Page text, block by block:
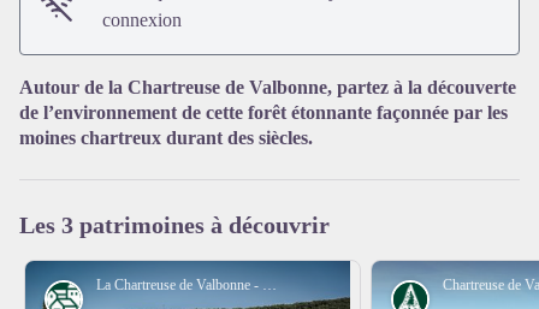
connexion
Autour de la Chartreuse de Valbonne, partez à la découverte
de l’environnement de cette forêt étonnante façonnée par les
moines chartreux durant des siècles.
Les 3 patrimoines à découvrir
La Chartreuse de Valbonne - Eddy Termini
Patrimoine Histoire